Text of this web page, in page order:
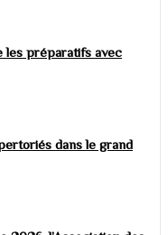
les préparatifs avec
dans le grand